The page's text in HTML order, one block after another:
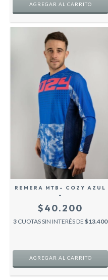
AGREGAR AL CARRITO
REMERA MTB- COZY AZUL
-
$40.200
3 CUOTAS SIN INTERÉS DE $13.400
AGREGAR AL CARRITO